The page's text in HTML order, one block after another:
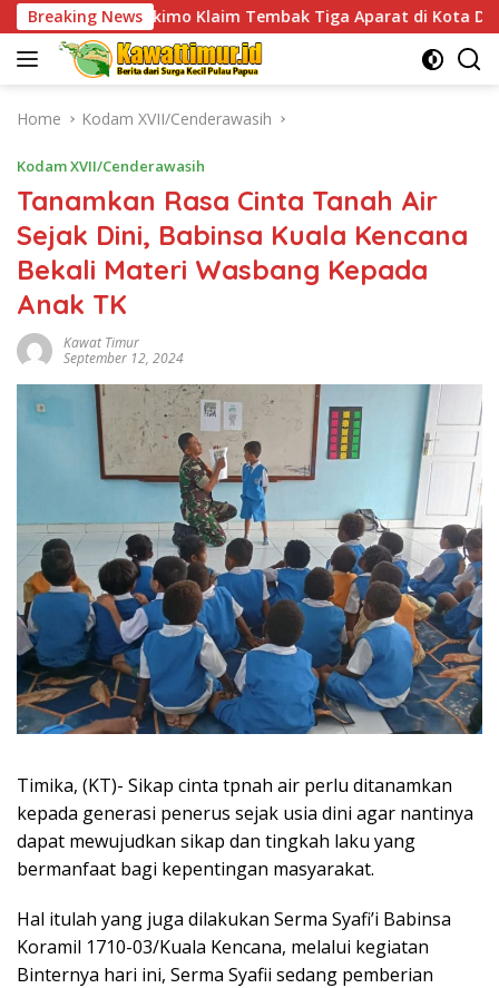
Skip
to
content
Breaking News
Klaim Tembak Tiga Aparat di Kota Dekai dan Tantang
Home Kodam XVII/Cenderawasih
Kodam XVII/Cenderawasih
Tanamkan Rasa Cinta Tanah Air
Sejak Dini, Babinsa Kuala Kencana
Bekali Materi Wasbang Kepada
Anak TK
Kawat Timur
September 12, 2024
Timika, (KT)- Sikap cinta tpnah air perlu ditanamkan
kepada generasi penerus sejak usia dini agar nantinya
dapat mewujudkan sikap dan tingkah laku yang
bermanfaat bagi kepentingan masyarakat.
Hal itulah yang juga dilakukan Serma Syafi’i Babinsa
Koramil 1710-03/Kuala Kencana, melalui kegiatan
Binternya hari ini, Serma Syafii sedang pemberian